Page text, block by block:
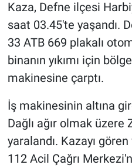
Kaza, Defne ilçesi
saat 03.45'te yaşandı.
33 ATB 669 plakalı
binanın yıkımı için
makinesine çarptı.
İş makinesinin altına
Dağlı ağır olmak üzere
yaralandı. Kazayı
112 Acil Çağrı